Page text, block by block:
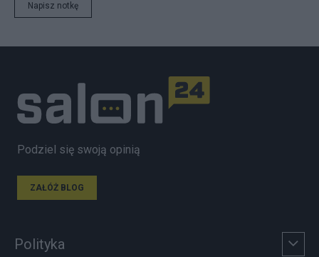
Napisz notkę
Podziel się swoją opinią
ZAŁÓŻ BLOG
Polityka